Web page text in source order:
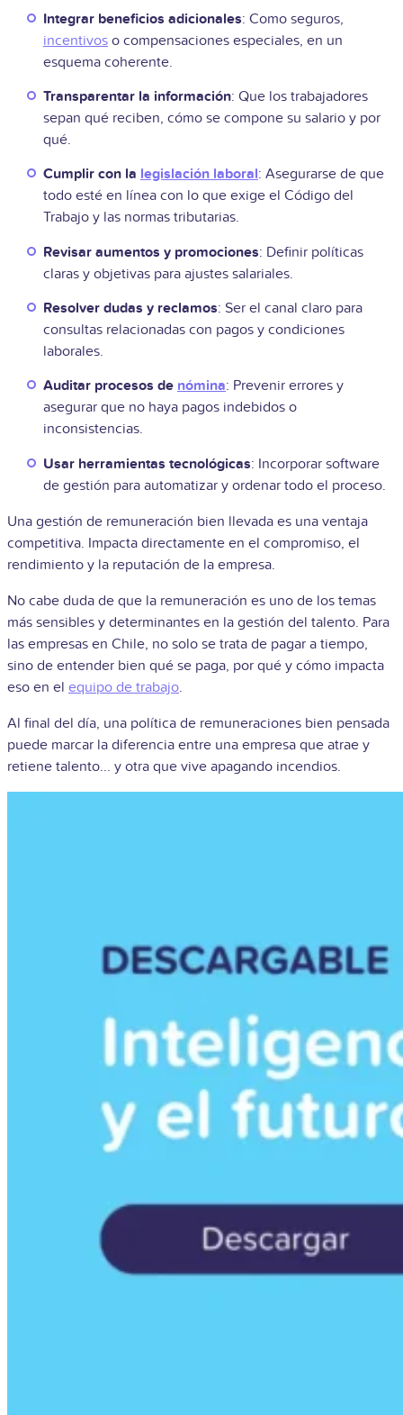
Integrar beneficios adicionales: Como seguros,
incentivos o compensaciones especiales, en un
esquema coherente.
Transparentar la información: Que los trabajadores
sepan qué reciben, cómo se compone su salario y por
qué.
Cumplir con la legislación laboral: Asegurarse de que
todo esté en línea con lo que exige el Código del
Trabajo y las normas tributarias.
Revisar aumentos y promociones: Definir políticas
claras y objetivas para ajustes salariales.
Resolver dudas y reclamos: Ser el canal claro para
consultas relacionadas con pagos y condiciones
laborales.
Auditar procesos de nómina: Prevenir errores y
asegurar que no haya pagos indebidos o
inconsistencias.
Usar herramientas tecnológicas: Incorporar software
de gestión para automatizar y ordenar todo el proceso.
Una gestión de remuneración bien llevada es una ventaja
competitiva. Impacta directamente en el compromiso, el
rendimiento y la reputación de la empresa.
No cabe duda de que la remuneración es uno de los temas
más sensibles y determinantes en la gestión del talento. Para
las empresas en Chile, no solo se trata de pagar a tiempo,
sino de entender bien qué se paga, por qué y cómo impacta
eso en el equipo de trabajo.
Al final del día, una política de remuneraciones bien pensada
puede marcar la diferencia entre una empresa que atrae y
retiene talento... y otra que vive apagando incendios.